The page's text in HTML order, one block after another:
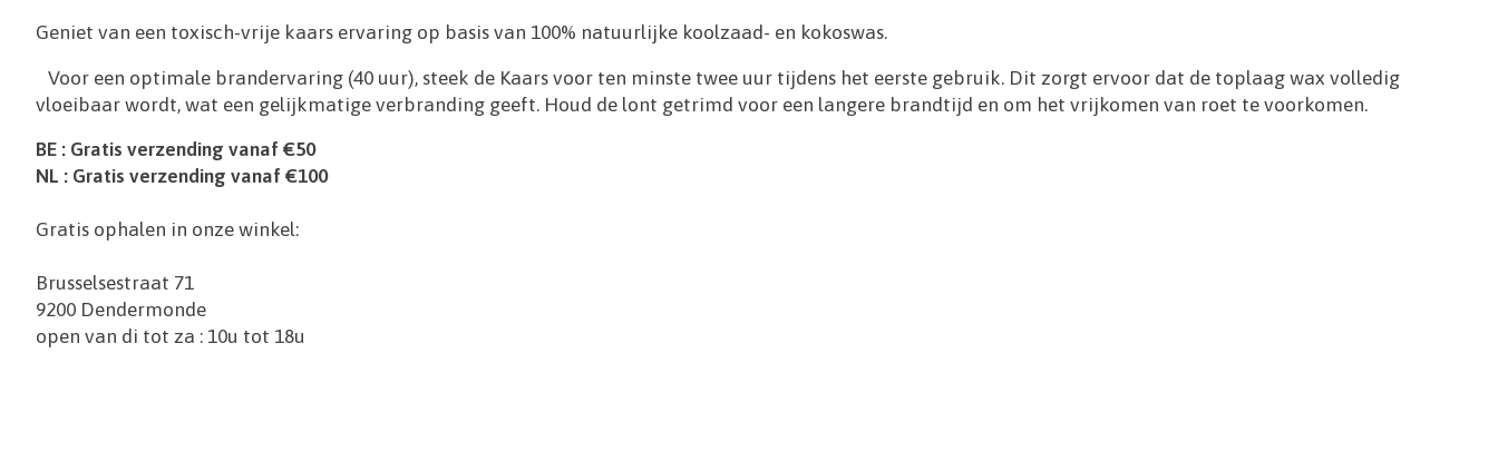
Geniet van een toxisch-vrije kaars ervaring op basis van 100% natuurlijke koolzaad- en kokoswas.
Voor een optimale brandervaring (40 uur), steek de Kaars voor ten minste twee uur tijdens het eerste gebruik. Dit zorgt ervoor dat de toplaag wax volledig
vloeibaar wordt, wat een gelijkmatige verbranding geeft. Houd de lont getrimd voor een langere brandtijd en om het vrijkomen van roet te voorkomen.
BE : Gratis verzending vanaf €50
NL : Gratis verzending vanaf €100
Gratis ophalen in onze winkel:
Brusselsestraat 71
9200 Dendermonde
open van di tot za : 10u tot 18u